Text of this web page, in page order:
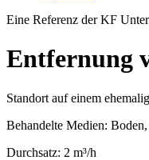
Eine Referenz der KF
Entfernung
Standort auf einem
Behandelte Medien:
Durchsatz: 2 m³/h